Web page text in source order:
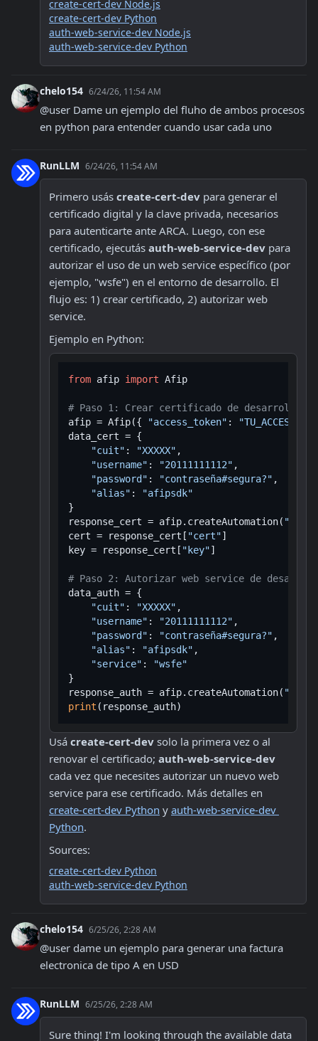
create-cert-dev Node.js
create-cert-dev Python
auth-web-service-dev Node.js
auth-web-service-dev Python
chelo154 6/24/26, 11:54 AM
@user Dame un ejemplo del fluho de ambos procesos
en python para entender cuando usar cada uno
RunLLM 6/24/26, 11:54 AM
Primero usás create-cert-dev para generar el
certificado digital y la clave privada, necesarios
para autenticarte ante ARCA. Luego, con ese
certificado, ejecutás auth-web-service-dev para
autorizar el uso de un web service específico (por
ejemplo, "wsfe") en el entorno de desarrollo. El
flujo es: 1) crear certificado, 2) autorizar web
service.
Ejemplo en Python:
from afip import Afip
# Paso 1: Crear certificado de desarrollo
afip = Afip({
"access_token" :
data_cert = {
"cuit" : "XXXXX" ,
"username" : "20111111112" ,
"password" : "contraseña#segura?" ,
"alias" :
"afipsdk"
}
response_cert = afip.createAutomation(
cert = response_cert[ "cert"]
key = response_cert[ "key"]
# Paso 2: Autorizar web service de
data_auth = {
"cuit" : "XXXXX" ,
"username" : "20111111112" ,
"password" : "contraseña#segura?" ,
"alias" : "afipsdk" ,
"service" :
"wsfe"
}
response_auth = afip.createAutomation(
print
Usá create-cert-dev solo la primera vez o al
renovar el certificado; auth-web-service-dev
cada vez que necesites autorizar un nuevo web
create-cert-dev Python y auth-web-service-dev
Python.
Sources:
create-cert-dev Python
auth-web-service-dev Python
chelo154 6/25/26, 2:28 AM
@user dame un ejemplo para generar una factura
electronica de tipo A en USD
RunLLM 6/25/26, 2:28 AM
Sure thing! I'm looking through the available data